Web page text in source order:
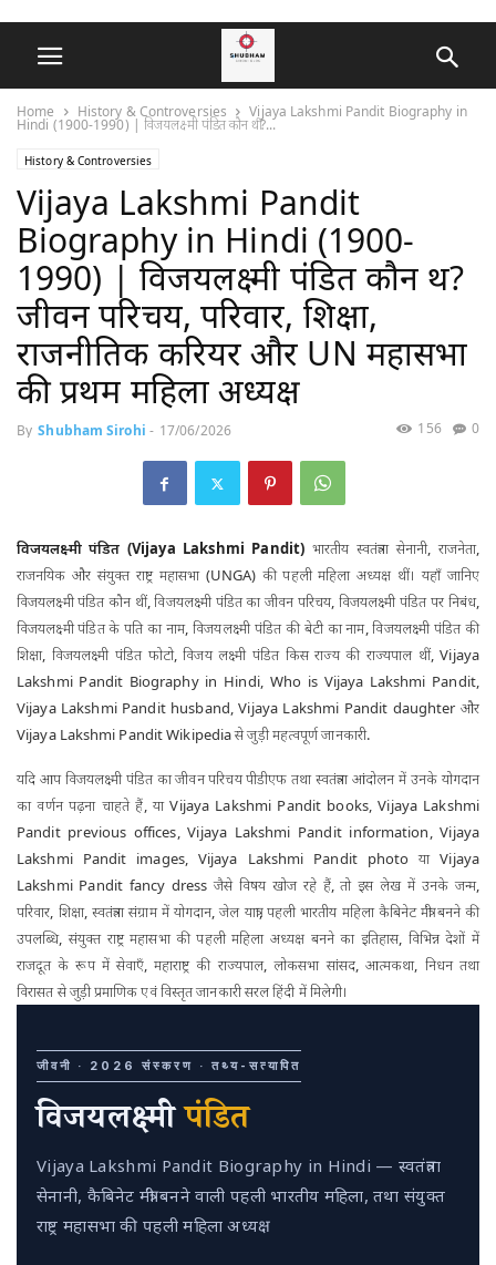
Home History & Controversies Vijaya Lakshmi Pandit Biography in
Hindi (1900-1990) | विजयलक्ष्मी पंडित कौन थीं?...
History & Controversies
Vijaya Lakshmi Pandit
Biography in Hindi (1900-
1990) | विजयलक्ष्मी पंडित कौन थीं?
जीवन परिचय, परिवार, शिक्षा,
राजनीतिक करियर और UN महासभा
की प्रथम महिला अध्यक्ष
By Shubham Sirohi - 17/06/2026 0
156
विजयलक्ष्मी पंडित (Vijaya Lakshmi Pandit) भारतीय स्वतंत्रता सेनानी, राजनेता,
राजनयिक और संयुक्त राष्ट्र महासभा (UNGA) की पहली महिला अध्यक्ष थीं। यहाँ जानिए
विजयलक्ष्मी पंडित कौन थीं, विजयलक्ष्मी पंडित का जीवन परिचय, विजयलक्ष्मी पंडित पर निबंध,
विजयलक्ष्मी पंडित के पति का नाम, विजयलक्ष्मी पंडित की बेटी का नाम, विजयलक्ष्मी पंडित की
शिक्षा, विजयलक्ष्मी पंडित फोटो, विजय लक्ष्मी पंडित किस राज्य की राज्यपाल थीं, Vijaya
Lakshmi Pandit Biography in Hindi, Who is Vijaya Lakshmi Pandit,
Vijaya Lakshmi Pandit husband, Vijaya Lakshmi Pandit daughter और
Vijaya Lakshmi Pandit Wikipedia से जुड़ी महत्वपूर्ण जानकारी.
यदि आप विजयलक्ष्मी पंडित का जीवन परिचय पीडीएफ तथा स्वतंत्रता आंदोलन में उनके योगदान
का वर्णन पढ़ना चाहते हैं, या Vijaya Lakshmi Pandit books, Vijaya Lakshmi
Pandit previous offices, Vijaya Lakshmi Pandit information, Vijaya
Lakshmi Pandit images, Vijaya Lakshmi Pandit photo या Vijaya
Lakshmi Pandit fancy dress जैसे विषय खोज रहे हैं, तो इस लेख में उनके जन्म,
परिवार, शिक्षा, स्वतंत्रता संग्राम में योगदान, जेल यात्रा, पहली भारतीय महिला कैबिनेट मंत्री बनने की
उपलब्धि, संयुक्त राष्ट्र महासभा की पहली महिला अध्यक्ष बनने का इतिहास, विभिन्न देशों में
राजदूत के रूप में सेवाएँ, महाराष्ट्र की राज्यपाल, लोकसभा सांसद, आत्मकथा, निधन तथा
विरासत से जुड़ी प्रमाणिक एवं विस्तृत जानकारी सरल हिंदी में मिलेगी।
जीवनी · 2026 संस्करण · तथ्य-सत्यापित
विजयलक्ष्मीपंडित
Vijaya Lakshmi Pandit Biography in Hindi — स्वतंत्रता
सेनानी, कैबिनेट मंत्री बनने वाली पहली भारतीय महिला, तथा संयुक्त
राष्ट्र महासभा की पहली महिला अध्यक्ष